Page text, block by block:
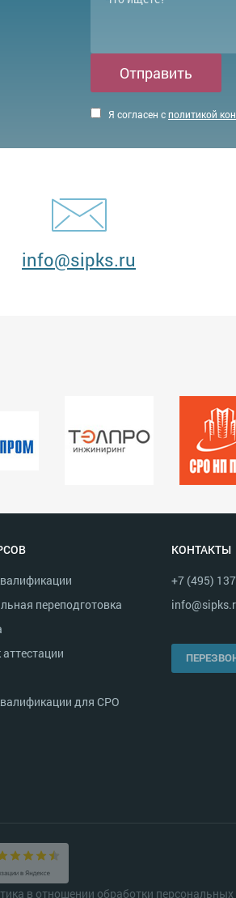
Я согласен сполитикой
Отправить
info@sipks.ru
переподготовка
для СРО
КОНТАКТЫ
+7 (495)
в отношении обработки